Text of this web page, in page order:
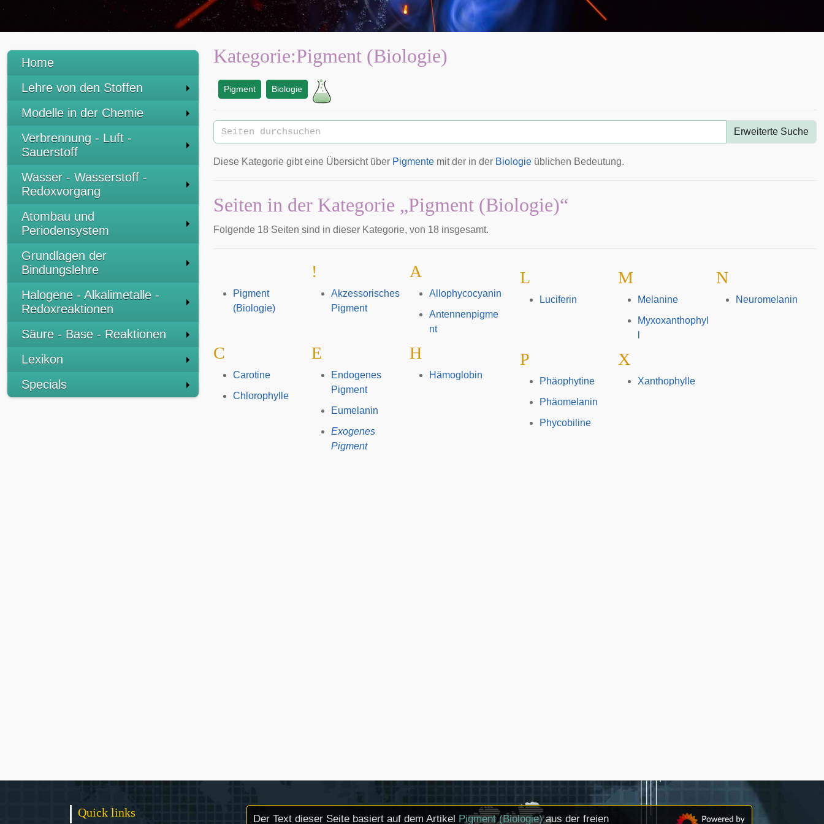
Home
Lehre von den Stoffen
Modelle in der Chemie
Verbrennung - Luft -
Sauerstoff
Wasser - Wasserstoff -
Redoxvorgang
Atombau und
Periodensystem
Grundlagen der
Bindungslehre
Halogene - Alkalimetalle -
Redoxreaktionen
Säure - Base - Reaktionen
Lexikon
Specials
Kategorie:Pigment (Biologie)
Pigment Biologie
Erweiterte Suche
Diese Kategorie gibt eine Übersicht über Pigmente mit der in der Biologie üblichen Bedeutung.
Seiten in der Kategorie „Pigment (Biologie)“
Folgende 18 Seiten sind in dieser Kategorie, von 18 insgesamt.
Pigment
(Biologie)
!
Akzessorisches
Pigment
A
Allophycocyanin
Antennenpigme
nt
C
Carotine
Chlorophylle
E
Endogenes
Pigment
Eumelanin
Exogenes
Pigment
H
Hämoglobin
L
Luciferin
M
Melanine
Myxoxanthophyl
N
Neuromelanin
P
Phäophytine
Phäomelanin
Phycobiline
X
Xanthophylle
Quick links Der Text dieser Seite basiert auf dem Artikel Pigment (Biologie)aus der freien